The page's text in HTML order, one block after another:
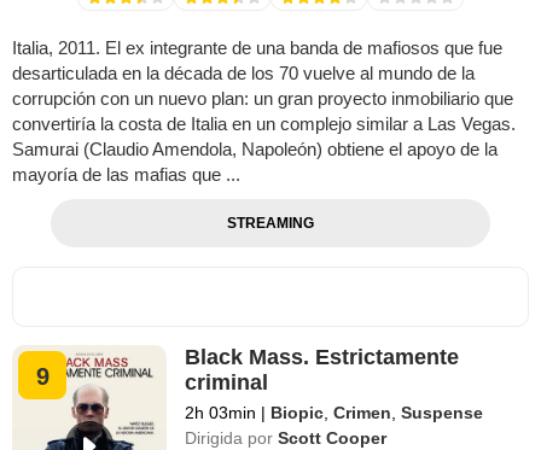
Italia, 2011. El ex integrante de una banda de mafiosos que fue
desarticulada en la década de los 70 vuelve al mundo de la
corrupción con un nuevo plan: un gran proyecto inmobiliario que
convertiría la costa de Italia en un complejo similar a Las Vegas.
Samurai (Claudio Amendola, Napoleón) obtiene el apoyo de la
mayoría de las mafias que ...
STREAMING
9
Black Mass. Estrictamente
criminal
2h 03min | Biopic ,Crimen ,Suspense
Dirigida por Scott Cooper